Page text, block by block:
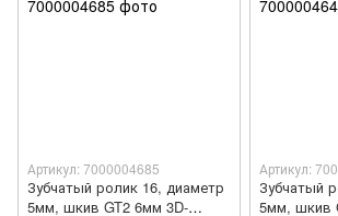
Артикул: 7000004685
Зубчатый ролик 16, диаметр
5мм, шкив GT2 6мм 3D-
Артикул:
Зубчатый
5мм, шкив